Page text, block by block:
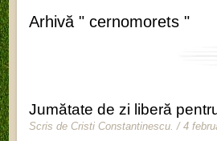
Arhivă " cernomorets "
Jumătate de zi liberă
Scris de Cristi Constantinescu. / 4